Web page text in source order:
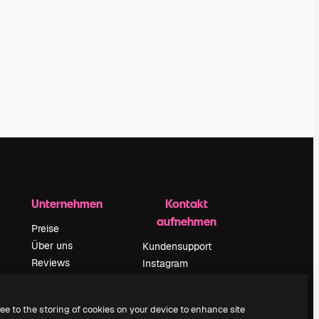
Unternehmen
Preise
Über uns
Reviews
Blog
Kontakt
aufnehmen
Kundensupport
Instagram
TikTok
to the storing of cookies on your device to enhance site